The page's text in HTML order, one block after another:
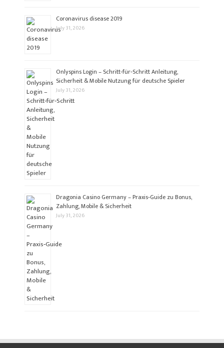
Coronavirus disease 2019
July 31, 2026
Onlyspins Login – Schritt‑für‑Schritt Anleitung,
Sicherheit & Mobile Nutzung für deutsche Spieler
July 31, 2026
Dragonia Casino Germany – Praxis‑Guide zu Bonus,
Zahlung, Mobile & Sicherheit
July 31, 2026